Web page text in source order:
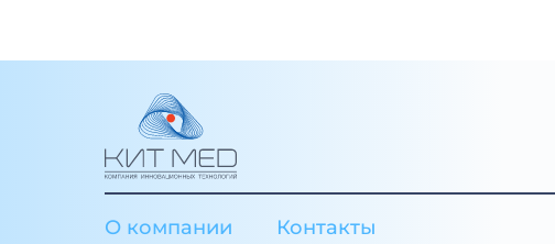
О компании Контакты